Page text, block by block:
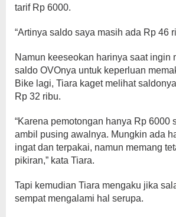
tarif Rp 6000.
“Artinya saldo saya masih ada Rp 46
Namun keeseokan harinya saat ingin
saldo OVOnya untuk keperluan
Bike lagi, Tiara kaget melihat
Rp 32 ribu.
“Karena pemotongan hanya Rp 6000
ambil pusing awalnya. Mungkin ada
ingat dan terpakai, namun memang
pikiran,” kata Tiara.
Tapi kemudian Tiara mengaku jika
sempat mengalami hal serupa.